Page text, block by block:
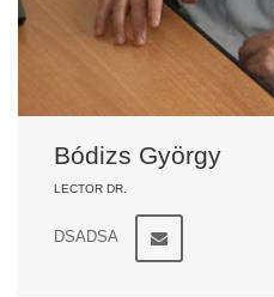
Bódizs György
LECTOR DR.
DSADSA